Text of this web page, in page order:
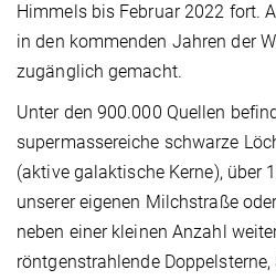
Himmels bis Februar 2022 fort.
in den kommenden Jahren der
zugänglich gemacht.
Unter den 900.000 Quellen
supermassereiche schwarze
(aktive galaktische Kerne), über
unserer eigenen Milchstraße
neben einer kleinen Anzahl
röntgenstrahlende